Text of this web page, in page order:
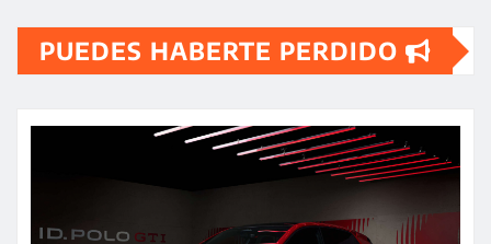
PUEDES HABERTE PERDIDO